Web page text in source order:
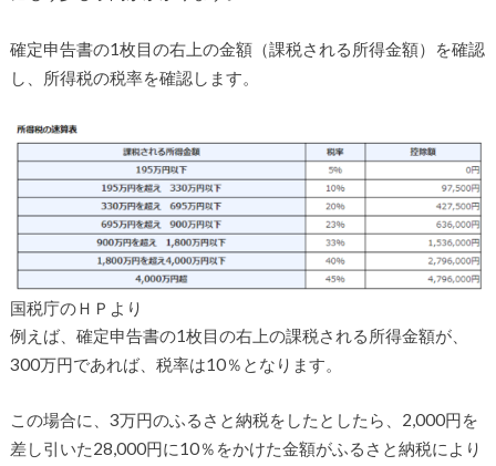
確定申告書の1枚目の右上の金額（課税される所得金額）を確認
し、所得税の税率を確認します。
国税庁のＨＰより
例えば、確定申告書の1枚目の右上の課税される所得金額が、
300万円であれば、税率は10％となります。
この場合に、3万円のふるさと納税をしたとしたら、2,000円を
差し引いた28,000円に10％をかけた金額がふるさと納税により